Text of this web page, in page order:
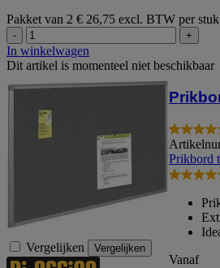
Pakket van 2 € 26,75 excl. BTW per stuk
- +
In winkelwagen
Dit artikel is momenteel niet beschikbaar
Vergelijken Vergelijken
5.0
van
de
5
Prikbord
5.0
sterren.
2
Vanaf